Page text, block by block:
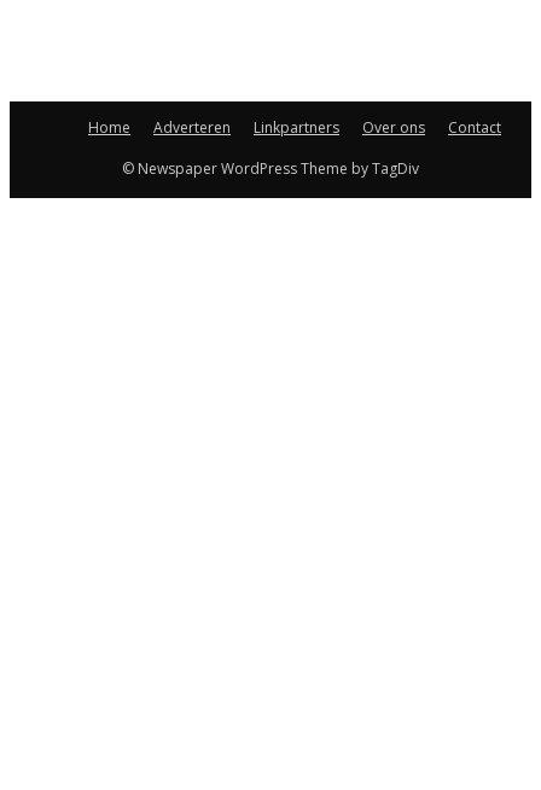
Home Adverteren Linkpartners Over ons
Contact
© Newspaper WordPress Theme by TagDiv